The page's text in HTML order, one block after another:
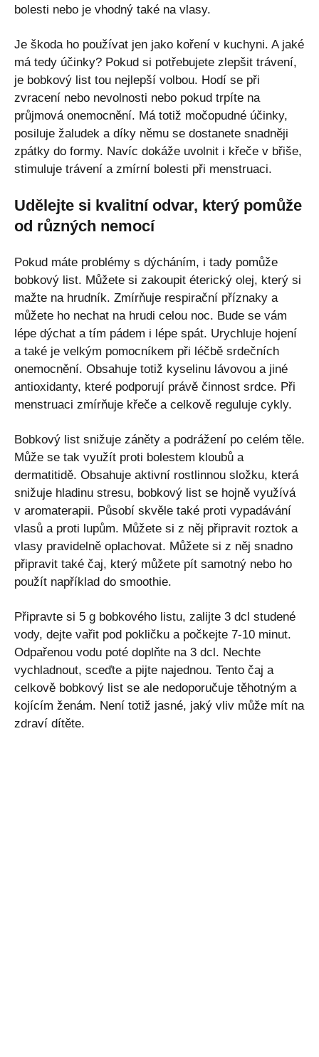
bolesti nebo je vhodný také na vlasy.
Je škoda ho používat jen jako koření v kuchyni. A jaké
má tedy účinky? Pokud si potřebujete zlepšit trávení,
je bobkový list tou nejlepší volbou. Hodí se při
zvracení nebo nevolnosti nebo pokud trpíte na
průjmová onemocnění. Má totiž močopudné účinky,
posiluje žaludek a díky němu se dostanete snadněji
zpátky do formy. Navíc dokáže uvolnit i křeče v břiše,
stimuluje trávení a zmírní bolesti při menstruaci.
Udělejte si kvalitní odvar, který pomůže
od různých nemocí
Pokud máte problémy s dýcháním, i tady pomůže
bobkový list. Můžete si zakoupit éterický olej, který si
mažte na hrudník. Zmírňuje respirační příznaky a
můžete ho nechat na hrudi celou noc. Bude se vám
lépe dýchat a tím pádem i lépe spát. Urychluje hojení
a také je velkým pomocníkem při léčbě srdečních
onemocnění. Obsahuje totiž kyselinu lávovou a jiné
antioxidanty, které podporují právě činnost srdce. Při
menstruaci zmírňuje křeče a celkově reguluje cykly.
Bobkový list snižuje záněty a podrážení po celém těle.
Může se tak využít proti bolestem kloubů a
dermatitidě. Obsahuje aktivní rostlinnou složku, která
snižuje hladinu stresu, bobkový list se hojně využívá
v aromaterapii. Působí skvěle také proti vypadávání
vlasů a proti lupům. Můžete si z něj připravit roztok a
vlasy pravidelně oplachovat. Můžete si z něj snadno
připravit také čaj, který můžete pít samotný nebo ho
použít například do smoothie.
Připravte si 5 g bobkového listu, zalijte 3 dcl studené
vody, dejte vařit pod pokličku a počkejte 7-10 minut.
Odpařenou vodu poté doplňte na 3 dcl. Nechte
vychladnout, sceďte a pijte najednou. Tento čaj a
celkově bobkový list se ale nedoporučuje těhotným a
kojícím ženám. Není totiž jasné, jaký vliv může mít na
zdraví dítěte.